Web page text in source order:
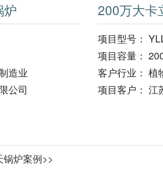
炉
造业
公司
200万大卡
项目型号：
项目容量：
客户行业： 植
项目客户： 江
炉案例>>